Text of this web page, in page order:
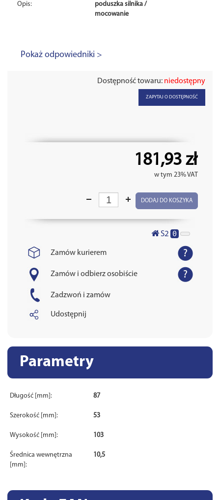
Opis:
poduszka silnika /
mocowanie
Pokaż odpowiedniki >
Dostępność towaru: niedostępny
ZAPYTAJ O DOSTĘPNOŚĆ
181,93 zł
w tym 23% VAT
DODAJ DO KOSZYKA
S2 0
Zamów kurierem
Zamów i odbierz osobiście
Zadzwoń i zamów
Udostępnij
Parametry
Długość [mm]: 87
Szerokość [mm]: 53
Wysokość [mm]: 103
Średnica wewnętrzna
[mm]:
10,5